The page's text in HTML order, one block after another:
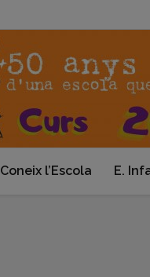
Coneix l’Escola E.